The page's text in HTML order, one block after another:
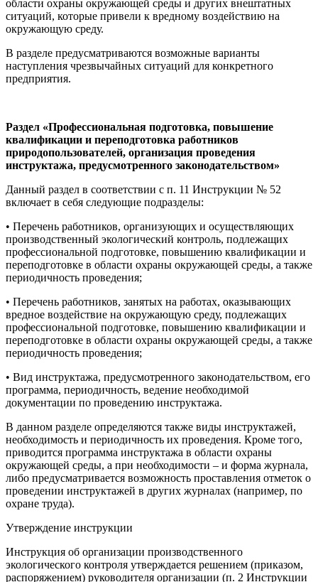
области охраны окружающей среды и других внештатных
ситуаций, которые привели к вредному воздействию на
окружающую среду.
В разделе предусматриваются возможные варианты
наступления чрезвычайных ситуаций для конкретного
предприятия.
Раздел «Профессиональная подготовка, повышение
квалификации и переподготовка работников
природопользователей, организация проведения
инструктажа, предусмотренного законодательством»
Данный раздел в соответствии с п. 11 Инструкции № 52
включает в себя следующие подразделы:
• Перечень работников, организующих и осуществляющих
производственный экологический контроль, подлежащих
профессиональной подготовке, повышению квалификации и
переподготовке в области охраны окружающей среды, а также
периодичность проведения;
• Перечень работников, занятых на работах, оказывающих
вредное воздействие на окружающую среду, подлежащих
профессиональной подготовке, повышению квалификации и
переподготовке в области охраны окружающей среды, а также
периодичность проведения;
• Вид инструктажа, предусмотренного законодательством, его
программа, периодичность, ведение необходимой
документации по проведению инструктажа.
В данном разделе определяются также виды инструктажей,
необходимость и периодичность их проведения. Кроме того,
приводится программа инструктажа в области охраны
окружающей среды, а при необходимости – и форма журнала,
либо предусматривается возможность проставления отметок о
проведении инструктажей в других журналах (например, по
охране труда).
Утверждение инструкции
Инструкция об организации производственного
экологического контроля утверждается решением (приказом,
распоряжением) руководителя организации (п. 2 Инструкции